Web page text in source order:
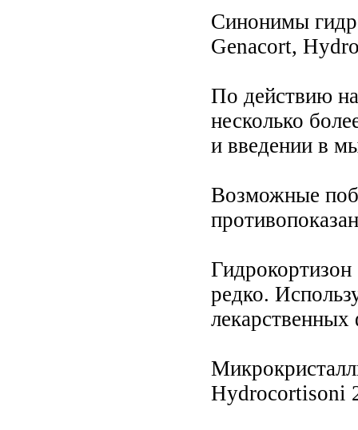
Синонимы
Genacort,
По действию
несколько
и введении в
Возможные
редко.
Hydrocortisoni